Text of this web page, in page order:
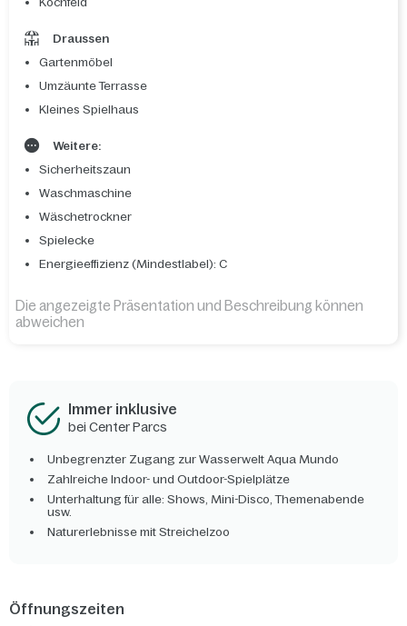
Draussen
Gartenmöbel
Umzäunte Terrasse
Kleines Spielhaus
Weitere:
Sicherheitszaun
Waschmaschine
Wäschetrockner
Spielecke
Energieeffizienz (Mindestlabel): C
Die angezeigte Präsentation und Beschreibung können
abweichen
Immer inklusive
bei Center Parcs
Unbegrenzter Zugang zur Wasserwelt Aqua Mundo
Zahlreiche Indoor- und Outdoor-Spielplätze
Unterhaltung für alle: Shows, Mini-Disco, Themenabende
usw.
Naturerlebnisse mit Streichelzoo
Öffnungszeiten